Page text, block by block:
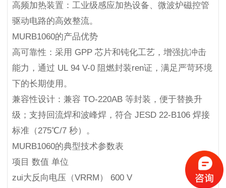
高频加热装置：工业级感应加热设备、微波炉磁控管
驱动电路的高效整流。
MURB1060的产品优势
高可靠性：采用 GPP 芯片和钝化工艺，增强抗冲击
能力，通过 UL 94 V-0 阻燃封装ren证，满足严苛环境
下的长期使用。
兼容性设计：兼容 TO-220AB 等封装，便于替换升
级；支持回流焊和波峰焊，符合 JESD 22-B106 焊接
标准（275℃/7 秒）。
MURB1060的典型技术参数表
项目 数值 单位
zui大反向电压（VRRM） 600 V